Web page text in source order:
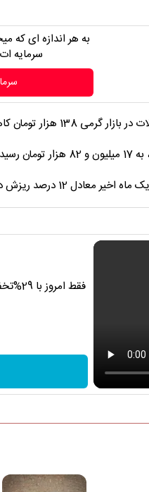
به هر اندازه ای که
سرمایه
فقط